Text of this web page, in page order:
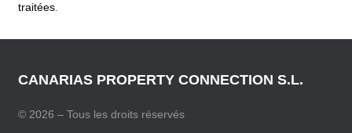
traitées.
CANARIAS PROPERTY CONNECTION S.L.
© 2026 – Tous les droits réservés